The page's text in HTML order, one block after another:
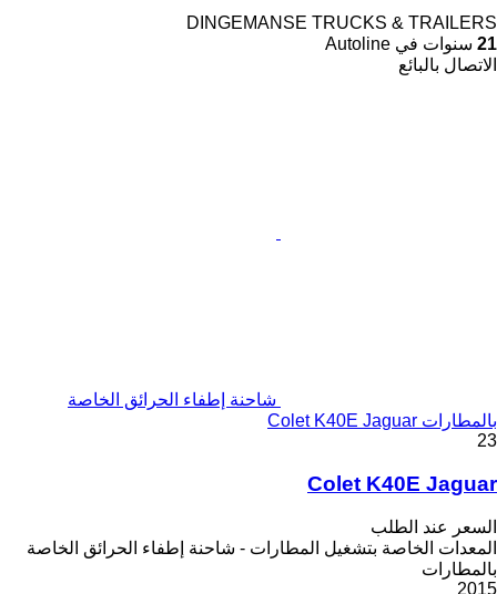
DINGEMANSE TRUCKS & TRAILERS
21 سنوات في Autoline
الاتصال بالبائع
شاحنة إطفاء الحرائق الخاصة
بالمطارات Colet K40E Jaguar
23
Colet K40E Jaguar
السعر عند الطلب
المعدات الخاصة بتشغيل المطارات - شاحنة إطفاء الحرائق الخاصة
بالمطارات
2015